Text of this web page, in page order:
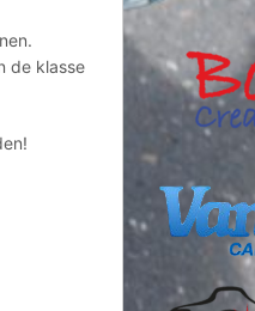
de klasse